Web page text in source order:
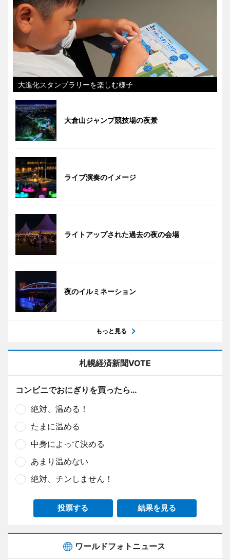
大進化スタンプラリーを楽しむ様子
大倉山ジャンプ競技場の夜景
ライブ演奏のイメージ
ライトアップされた過去の夜の会場
夜のイルミネーション
もっと見る
札幌経済新聞VOTE
コンビニでおにぎりを買ったら…
絶対、温める！
たまに温める
中身によって決める
あまり温めない
絶対、チンしません！
投票する 結果を見る
ワールドフォトニュース